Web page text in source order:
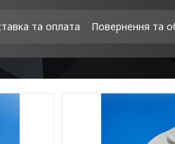
та оплата Повернення та